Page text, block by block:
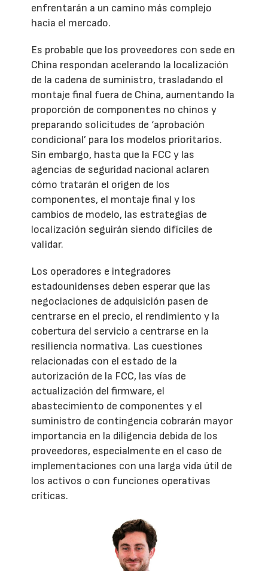
enfrentarán a un camino más complejo
hacia el mercado.
Es probable que los proveedores con sede en
China respondan acelerando la localización
de la cadena de suministro, trasladando el
montaje final fuera de China, aumentando la
proporción de componentes no chinos y
preparando solicitudes de ‘aprobación
condicional’ para los modelos prioritarios.
Sin embargo, hasta que la FCC y las
agencias de seguridad nacional aclaren
cómo tratarán el origen de los
componentes, el montaje final y los
cambios de modelo, las estrategias de
localización seguirán siendo difíciles de
validar.
Los operadores e integradores
estadounidenses deben esperar que las
negociaciones de adquisición pasen de
centrarse en el precio, el rendimiento y la
cobertura del servicio a centrarse en la
resiliencia normativa. Las cuestiones
relacionadas con el estado de la
autorización de la FCC, las vías de
actualización del firmware, el
abastecimiento de componentes y el
suministro de contingencia cobrarán mayor
importancia en la diligencia debida de los
proveedores, especialmente en el caso de
implementaciones con una larga vida útil de
los activos o con funciones operativas
críticas.